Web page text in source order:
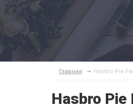
Главная Hasbro Pie
Hasbro Pie